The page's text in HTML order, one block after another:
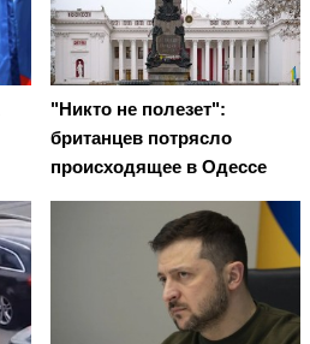
"Никто не полезет":
британцев потрясло
происходящее в Одессе